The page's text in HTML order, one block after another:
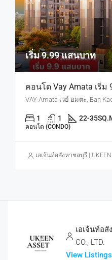
เริ่ม 9.99 แสนบาท
คอนโด Vay Amata เริ่ม
1 1 22-35
คอนโด (CONDO)
เอเจ้นท์อสังหาชลบุรี | UKEEN
เอเจ้นท์อสั
CO., LTD.
View Listings